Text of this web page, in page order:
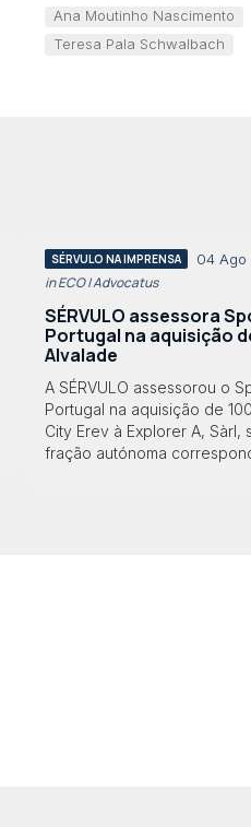
Ana Moutinho Nascimento
Teresa Pala Schwalbach
SÉRVULO NA IMPRENSA 04 Ago
in ECO | Advocatus
SÉRVULO assessora
Portugal na aquisição
Alvalade
A SÉRVULO assessorou o
Portugal na aquisição de
City Erev à Explorer A, Sàrl,
fração autónoma